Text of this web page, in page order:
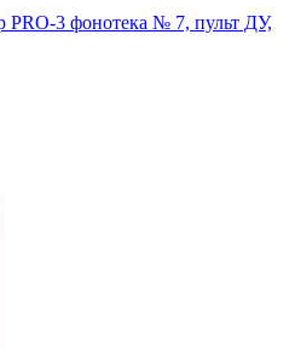
PRO-3 фонотека № 7, пульт ДУ,